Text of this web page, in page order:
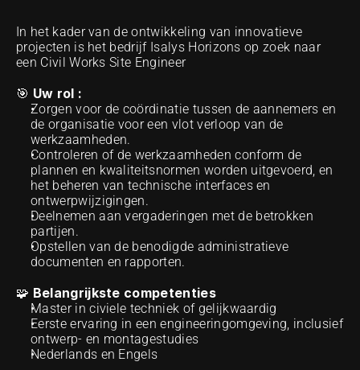
In het kader van de ontwikkeling van innovatieve
projecten is het bedrijf Isalys Horizons op zoek naar
een Civil Works Site Engineer
🎯 Uw rol :
Zorgen voor de coördinatie tussen de aannemers en
de organisatie voor een vlot verloop van de
werkzaamheden.
Controleren of de werkzaamheden conform de
plannen en kwaliteitsnormen worden uitgevoerd, en
het beheren van technische interfaces en
ontwerpwijzigingen.
Deelnemen aan vergaderingen met de betrokken
partijen.
Opstellen van de benodigde administratieve
documenten en rapporten.
🧩 Belangrijkste competenties
Master in civiele techniek of gelijkwaardig
Eerste ervaring in een engineeringomgeving, inclusief
ontwerp- en montagestudies
Nederlands en Engels